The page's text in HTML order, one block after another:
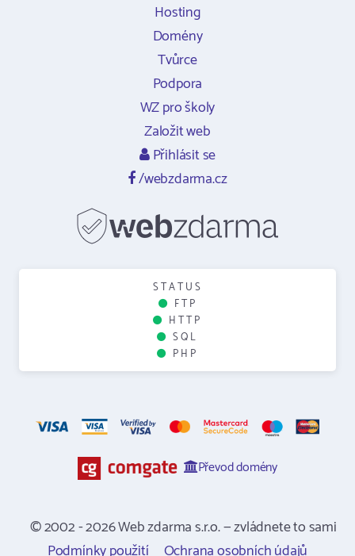
Hosting
Domény
Tvůrce
Podpora
WZ pro školy
Založit web
Přihlásit se
/webzdarma.cz
STATUS
FTP
HTTP
SQL
PHP
Převod domény
© 2002 - 2026 Web zdarma s.r.o. — zvládnete to sami